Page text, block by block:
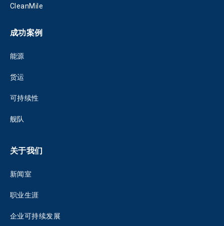
CleanMile
成功案例
能源
货运
可持续性
舰队
关于我们
新闻室
职业生涯
企业可持续发展